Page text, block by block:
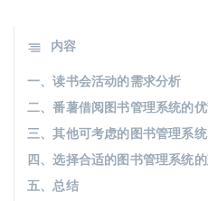
内容
一、读书会活动的需求分析
二、番薯借阅图书管理系统的
三、其他可考虑的图书管理系统
四、选择合适的图书管理系统
五、总结